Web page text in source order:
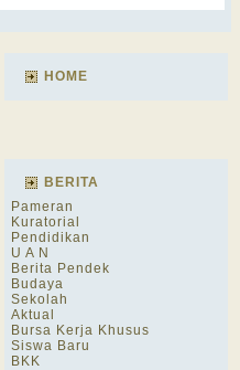
HOME
BERITA
Pameran
Kuratorial
Pendidikan
U A N
Berita Pendek
Budaya
Sekolah
Aktual
Bursa Kerja Khusus
Siswa Baru
BKK